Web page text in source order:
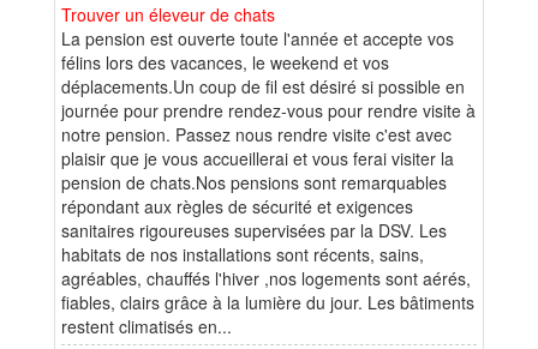
Trouver un éleveur de chats
La pension est ouverte toute l'année et accepte vos
félins lors des vacances, le weekend et vos
déplacements.Un coup de fil est désiré si possible en
journée pour prendre rendez-vous pour rendre visite à
notre pension. Passez nous rendre visite c'est avec
plaisir que je vous accueillerai et vous ferai visiter la
pension de chats.Nos pensions sont remarquables
répondant aux règles de sécurité et exigences
sanitaires rigoureuses supervisées par la DSV. Les
habitats de nos installations sont récents, sains,
agréables, chauffés l'hiver ,nos logements sont aérés,
fiables, clairs grâce à la lumière du jour. Les bâtiments
restent climatisés en...